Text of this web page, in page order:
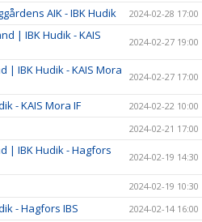
AIK - IBK Hudik 2024-02-28 17:00
| IBK Hudik - KAIS
2024-02-27 19:00
| IBK Hudik - KAIS Mora
2024-02-27 17:00
- KAIS Mora IF 2024-02-22 10:00
2024-02-21 17:00
| IBK Hudik - Hagfors
2024-02-19 14:30
2024-02-19 10:30
- Hagfors IBS 2024-02-14 16:00